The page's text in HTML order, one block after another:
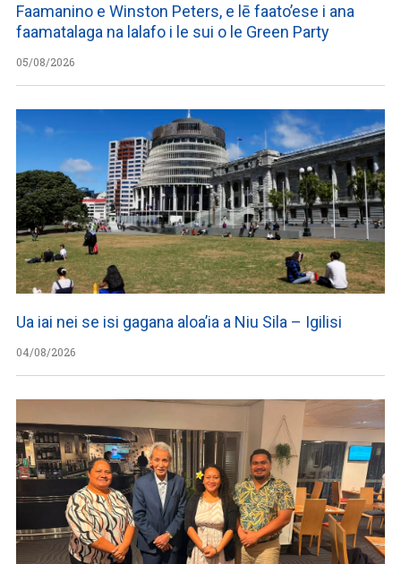
Faamanino e Winston Peters, e lē faato’ese i ana
faamatalaga na lalafo i le sui o le Green Party
05/08/2026
Ua iai nei se isi gagana aloa’ia a Niu Sila – Igilisi
04/08/2026